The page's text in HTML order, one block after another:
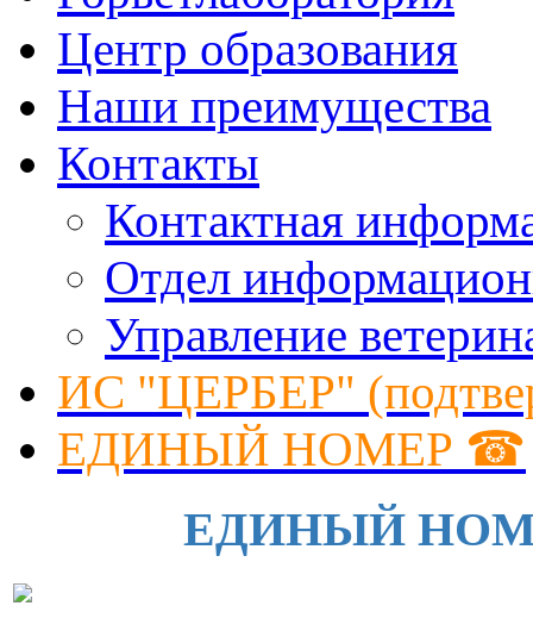
Центр образования
Наши преимущества
Контакты
Контактная
Отдел
Управление
ИС "ЦЕРБЕР"
ЕДИНЫЙ НОМЕР ☎
ЕДИНЫЙ